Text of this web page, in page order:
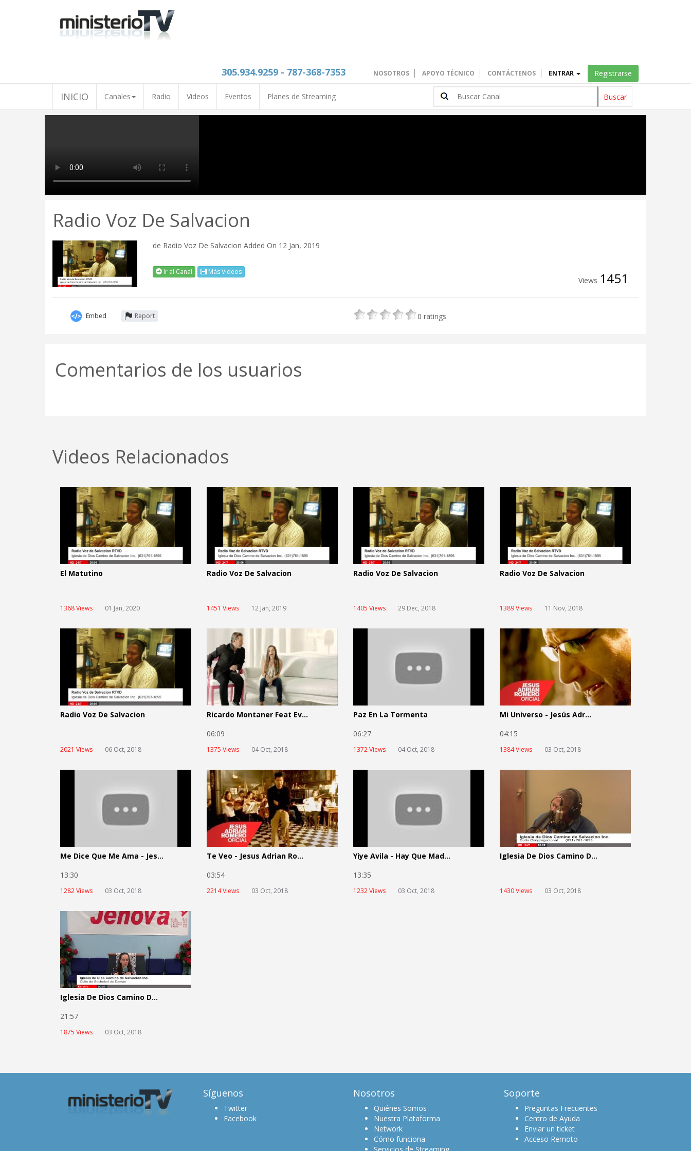
305.934.9259 - 787-368-7353 NOSOTROS APOYO TÉCNICO CONTÁCTENOS ENTRAR Registrarse
INICIO Canales Radio Videos Eventos Planes de Streaming
Radio Voz De Salvacion
de Radio Voz De Salvacion Added On 12 Jan, 2019
Ir al Canal Más Videos
Views 1451
Embed Report 0 ratings
Comentarios de los usuarios
Videos Relacionados
El Matutino
1368 Views 01 Jan, 2020
Radio Voz De Salvacion
1451 Views 12 Jan, 2019
Radio Voz De Salvacion
1405 Views 29 Dec, 2018
Radio Voz De Salvacion
1389 Views 11 Nov, 2018
Radio Voz De Salvacion
2021 Views 06 Oct, 2018
Ricardo Montaner Feat Ev...
06:09
1375 Views 04 Oct, 2018
Paz En La Tormenta
06:27
1372 Views 04 Oct, 2018
Mi Universo - Jesús Adr...
04:15
1384 Views 03 Oct, 2018
Me Dice Que Me Ama - Jes...
13:30
1282 Views 03 Oct, 2018
Te Veo - Jesus Adrian Ro...
03:54
2214 Views 03 Oct, 2018
Yiye Avila - Hay Que Mad...
13:35
1232 Views 03 Oct, 2018
Iglesia De Dios Camino D...
1430 Views 03 Oct, 2018
Iglesia De Dios Camino D...
21:57
1875 Views 03 Oct, 2018
Síguenos
Twitter
Facebook
Nosotros
Quiénes Somos
Nuestra Plataforma
Network
Cómo funciona
Soporte
Preguntas Frecuentes
Centro de Ayuda
Enviar un ticket
Acceso Remoto